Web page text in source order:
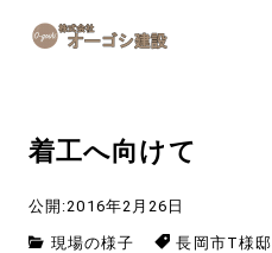
手しごと
着工へ向けて
公開:2016年2月26日
現場の様子 長岡市T様邸